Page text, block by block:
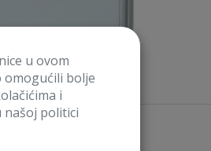
u ovom
omogućili bolje
i
našoj politici